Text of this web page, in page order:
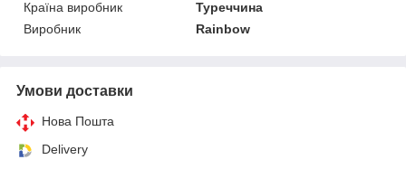
Країна виробник
Туреччина
Виробник
Rainbow
Умови доставки
Нова Пошта
Delivery